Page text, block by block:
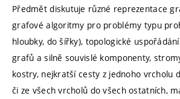
Předmět diskutuje různé reprezentace
grafové algoritmy pro problémy typu
hloubky, do šířky), topologické
grafů a silně souvislé komponenty,
kostry, nejkratší cesty z jednoho vrcholu
či ze všech vrcholů do všech ostatních,